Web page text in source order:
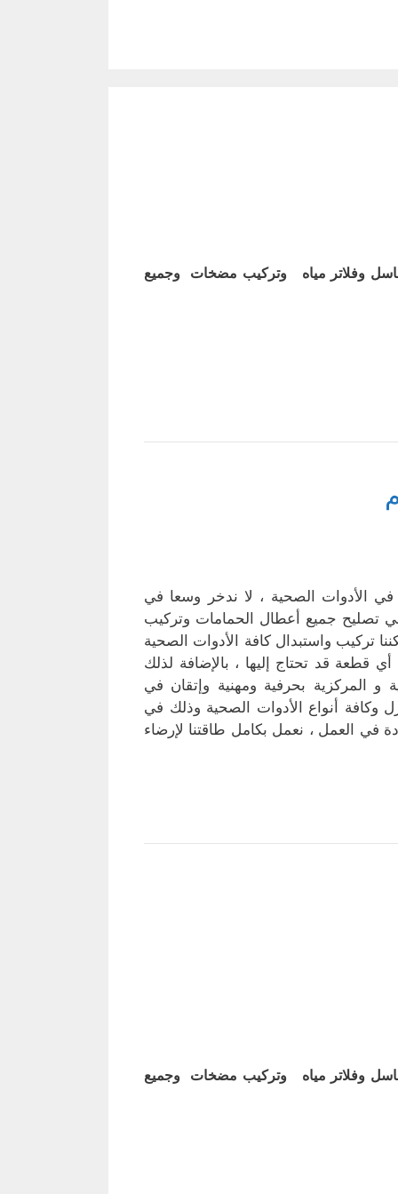
وفلاتر مياه وتركيب مضخات وجميع
الصحية ، لا ندخر وسعا في
تصليح جميع أعطال الحمامات وتركيب
تركيب واستبدال كافة الأدوات الصحية
قطعة قد تحتاج إليها ، بالإضافة لذلك
و المركزية بحرفية ومهنية وإتقان في
أنواع الأدوات الصحية وذلك في
في العمل ، نعمل بكامل طاقتنا لإرضاء
وفلاتر مياه وتركيب مضخات وجميع